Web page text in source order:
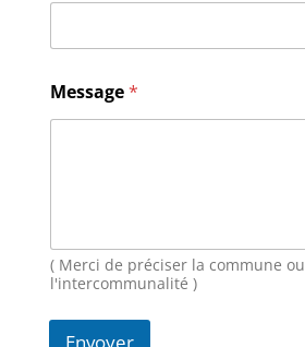
e
s
m
E
m
Message*
( Merci de préciser la commune ou
l'intercommunalité )